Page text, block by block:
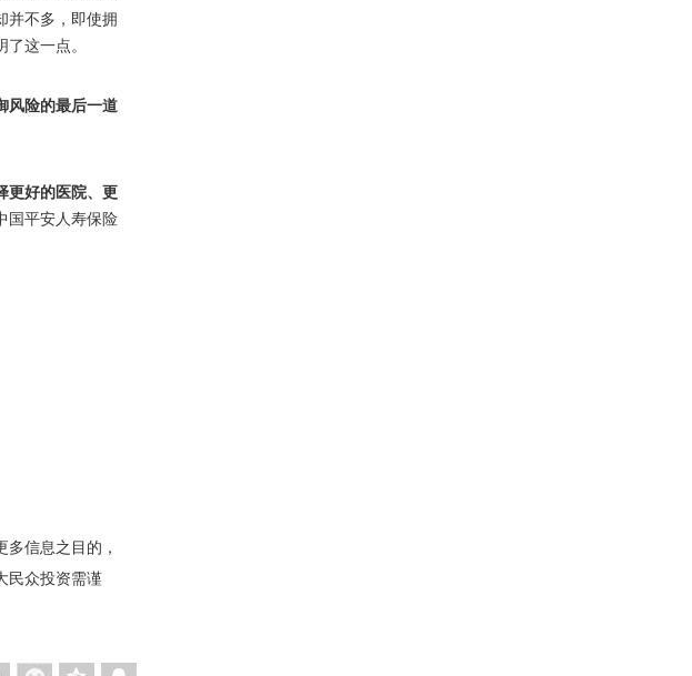
并不多，即使拥
这一点。
风险的最后一道
更好的医院、更
国平安人寿保险
信息之目的，
民众投资需谨